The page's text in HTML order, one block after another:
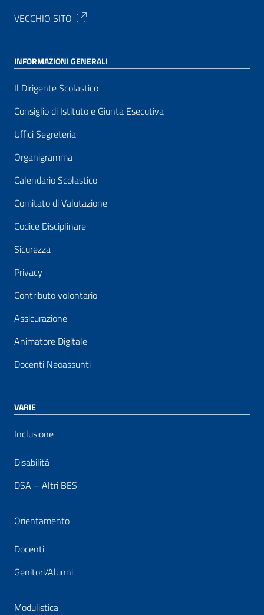
VECCHIO SITO
INFORMAZIONI GENERALI
Il Dirigente Scolastico
Consiglio di Istituto e Giunta Esecutiva
Uffici Segreteria
Organigramma
Calendario Scolastico
Comitato di Valutazione
Codice Disciplinare
Sicurezza
Privacy
Contributo volontario
Assicurazione
Animatore Digitale
Docenti Neoassunti
VARIE
Inclusione
Disabilità
DSA – Altri BES
Orientamento
Docenti
Genitori/Alunni
Modulistica